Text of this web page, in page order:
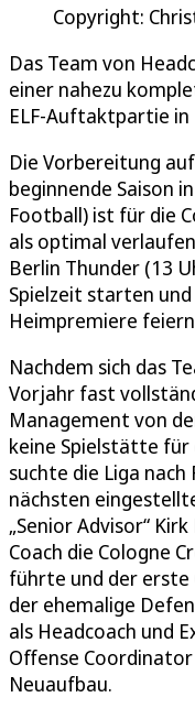
Copyright:
Das Team von
einer nahezu
ELF-Auftaktpartie in
Die Vorbereitung
beginnende Saison
Football) ist für die
als optimal
Berlin Thunder (13
Spielzeit starten
Heimpremiere
Nachdem sich das
Vorjahr fast
Management von
keine Spielstätte für
suchte die Liga
nächsten
„Senior Advisor“
Coach die Cologne
führte und der erste
der ehemalige
als Headcoach und
Offense
Neuaufbau.